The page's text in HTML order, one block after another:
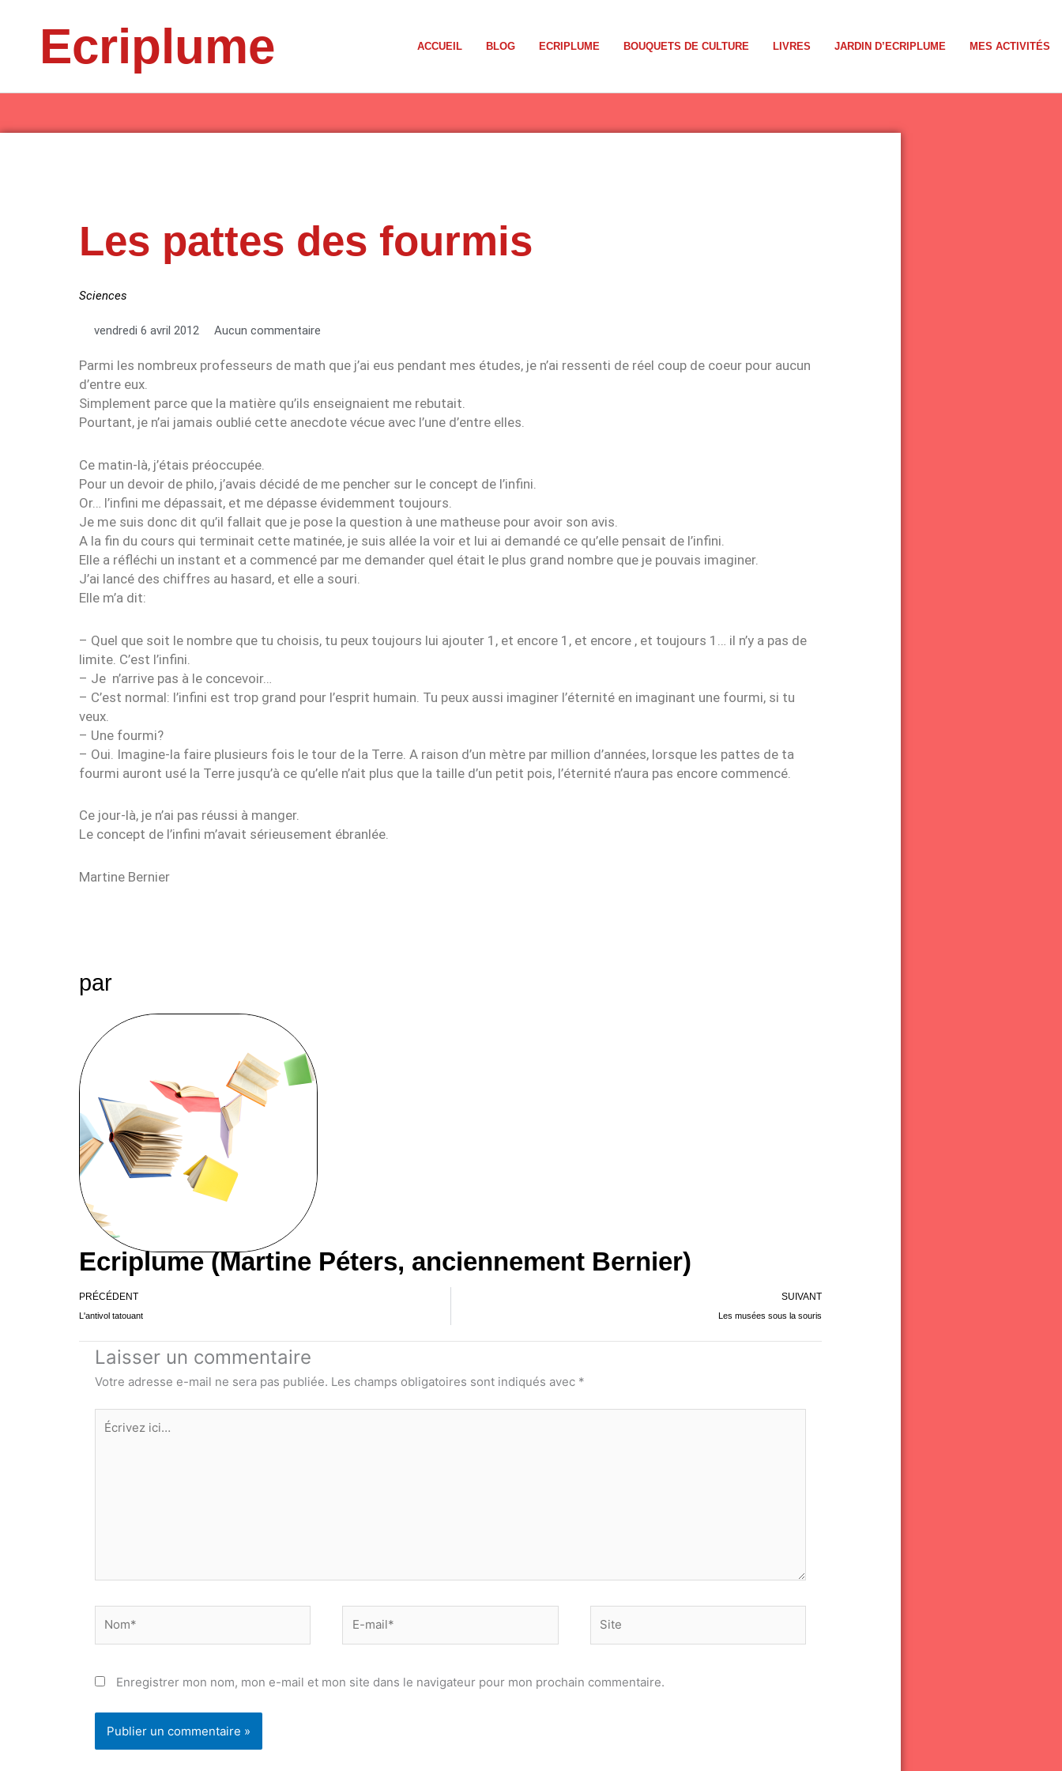
Ecriplume ACCUEIL BLOG ECRIPLUME BOUQUETS DE CULTURE LIVRES JARDIN D’ECRIPLUME MES ACTIVITÉS
Les pattes des fourmis
Sciences
vendredi 6 avril 2012 Aucun commentaire
Parmi les nombreux professeurs de math que j’ai eus pendant mes études, je n’ai ressenti de réel coup de coeur pour aucun
d’entre eux.
Simplement parce que la matière qu’ils enseignaient me rebutait.
Pourtant, je n’ai jamais oublié cette anecdote vécue avec l’une d’entre elles.
Ce matin-là, j’étais préoccupée.
Pour un devoir de philo, j’avais décidé de me pencher sur le concept de l’infini.
Or… l’infini me dépassait, et me dépasse évidemment toujours.
Je me suis donc dit qu’il fallait que je pose la question à une matheuse pour avoir son avis.
A la fin du cours qui terminait cette matinée, je suis allée la voir et lui ai demandé ce qu’elle pensait de l’infini.
Elle a réfléchi un instant et a commencé par me demander quel était le plus grand nombre que je pouvais imaginer.
J’ai lancé des chiffres au hasard, et elle a souri.
Elle m’a dit:
– Quel que soit le nombre que tu choisis, tu peux toujours lui ajouter 1, et encore 1, et encore , et toujours 1… il n’y a pas de
limite. C’est l’infini.
– Je n’arrive pas à le concevoir…
– C’est normal: l’infini est trop grand pour l’esprit humain. Tu peux aussi imaginer l’éternité en imaginant une fourmi, si tu
veux.
– Une fourmi?
– Oui. Imagine-la faire plusieurs fois le tour de la Terre. A raison d’un mètre par million d’années, lorsque les pattes de ta
fourmi auront usé la Terre jusqu’à ce qu’elle n’ait plus que la taille d’un petit pois, l’éternité n’aura pas encore commencé.
Ce jour-là, je n’ai pas réussi à manger.
Le concept de l’infini m’avait sérieusement ébranlée.
Martine Bernier
par
Ecriplume (Martine Péters, anciennement Bernier)
Précédent
PRÉCÉDENT
L'antivol tatouant
SUIVANT
Les musées sous la souris
Suivant
Laisser un commentaire
Votre adresse e-mail ne sera pas publiée. Les champs obligatoires sont indiqués avec *
Écrivez
ici…
mail*
Enregistrer mon nom, mon e-mail et mon site dans le navigateur pour mon prochain commentaire.